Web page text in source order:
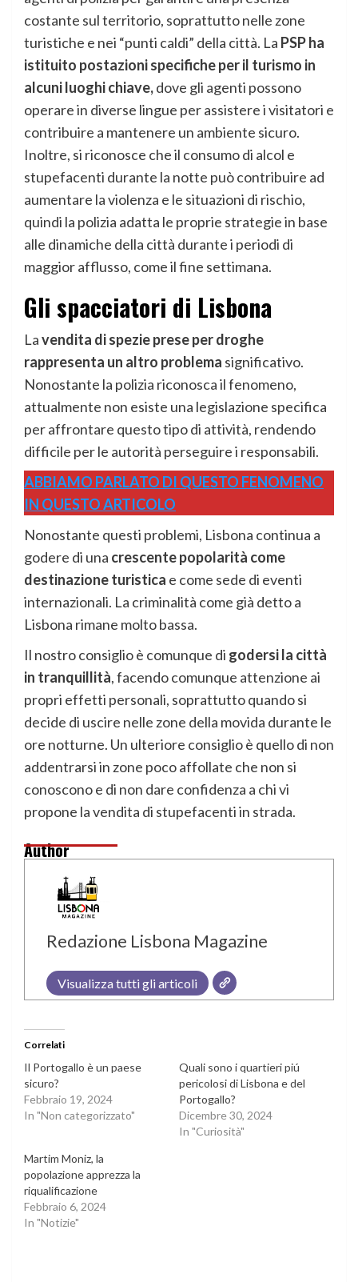
costante sul territorio, soprattutto nelle zone
turistiche e nei “punti caldi” della città. La PSP ha
istituito postazioni specifiche per il turismo in
alcuni luoghi chiave,dove gli agenti possono
operare in diverse lingue per assistere i visitatori e
contribuire a mantenere un ambiente sicuro.
Inoltre, si riconosce che il consumo di alcol e
stupefacenti durante la notte può contribuire ad
aumentare la violenza e le situazioni di rischio,
quindi la polizia adatta le proprie strategie in base
alle dinamiche della città durante i periodi di
maggior afflusso, come il fine settimana.
Gli spacciatori di Lisbona
Lavendita di spezie prese per droghe
rappresenta un altro problema significativo.
Nonostante la polizia riconosca il fenomeno,
attualmente non esiste una legislazione specifica
per affrontare questo tipo di attività, rendendo
difficile per le autorità perseguire i responsabili.
ABBIAMO PARLATO DI QUESTO FENOMENO
IN QUESTO ARTICOLO
Nonostante questi problemi, Lisbona continua a
godere di una crescente popolarità come
destinazione turistica e come sede di eventi
internazionali. La criminalità come già detto a
Lisbona rimane molto bassa.
Il nostro consiglio è comunque di godersi la città
in tranquillità, facendo comunque attenzione ai
propri effetti personali, soprattutto quando si
decide di uscire nelle zone della movida durante le
ore notturne. Un ulteriore consiglio è quello di non
addentrarsi in zone poco affollate che non si
conoscono e di non dare confidenza a chi vi
propone la vendita di stupefacenti in strada.
Author
Redazione Lisbona Magazine
Visualizza tutti gli articoli
Correlati
Il Portogallo è un paese
sicuro?
Febbraio 19, 2024
In "Non categorizzato"
Quali sono i quartieri piú
pericolosi di Lisbona e del
Portogallo?
Dicembre 30, 2024
In "Curiosità"
Martim Moniz, la
popolazione apprezza la
riqualificazione
Febbraio 6, 2024
In "Notizie"